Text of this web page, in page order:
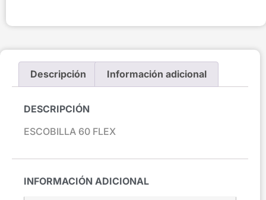
Descripción Información adicional
DESCRIPCIÓN
ESCOBILLA 60 FLEX
INFORMACIÓN ADICIONAL